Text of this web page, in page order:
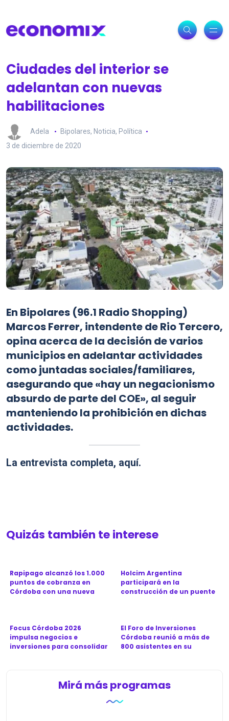
Ciudades del interior se
adelantan con nuevas
habilitaciones
Adela Bipolares, Noticia, Política
3 de diciembre de 2020
En Bipolares (96.1 Radio Shopping)
Marcos Ferrer, intendente de Rio Tercero,
opina acerca de la decisión de varios
municipios en adelantar actividades
como juntadas sociales/familiares,
asegurando que «hay un negacionismo
absurdo de parte del COE», al seguir
manteniendo la prohibición en dichas
actividades.
La entrevista completa, aquí.
Quizás también te interese
Rapipago alcanzó los 1.000
puntos de cobranza en
Córdoba con una nueva
Holcim Argentina
participará en la
construcción de un puente
Focus Córdoba 2026
impulsa negocios e
inversiones para consolidar
El Foro de Inversiones
Córdoba reunió a más de
800 asistentes en su
Mirá más programas